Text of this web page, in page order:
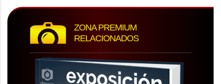
ZONA PREMIUM
RELACIONADOS